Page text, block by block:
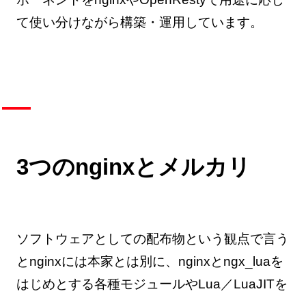
て使い分けながら構築・運用しています。
3つのnginxとメルカリ
ソフトウェアとしての配布物という観点で言う
とnginxには本家とは別に、nginxとngx_luaを
はじめとする各種モジュールやLua／LuaJITを